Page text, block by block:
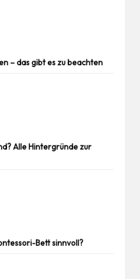
– das gibt es zu beachten
Alle Hintergründe zur
Bett sinnvoll?